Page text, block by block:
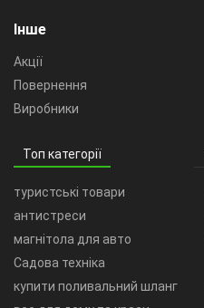
Інше
Акції
Повернення
Виробники
Топ категорії
туристські товари
антистреси
магнітола для авто
Садова техніка
купити поливальний шланг